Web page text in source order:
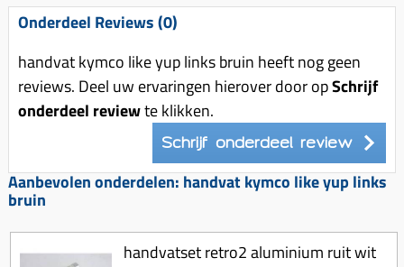
Variorolsets
Pulley
Variateur (delen)
Variokit
Zuigers
Tomos opvoeren (kits)
Voorvork
Zadel
Standaard
Gereedschap
Onderdeel Reviews (0)
handvat kymco like yup links bruin heeft nog geen
reviews. Deel uw ervaringen hierover door opSchrijf
onderdeel reviewte klikken.
Schrijf onderdeel review
Aanbevolen onderdelen: handvat kymco like yup links
bruin
handvatset retro2 aluminium ruit wit